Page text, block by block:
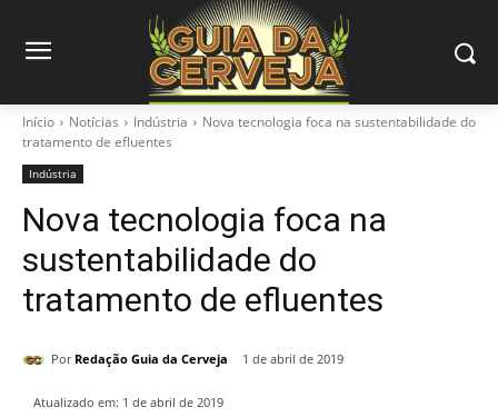
Início Notícias Indústria
Nova tecnologia foca na sustentabilidade do
tratamento de efluentes
Indústria
Nova tecnologia foca na
sustentabilidade do
tratamento de efluentes
Por Redação Guia da Cerveja 1 de abril de 2019
Atualizado em: 1 de abril de 2019